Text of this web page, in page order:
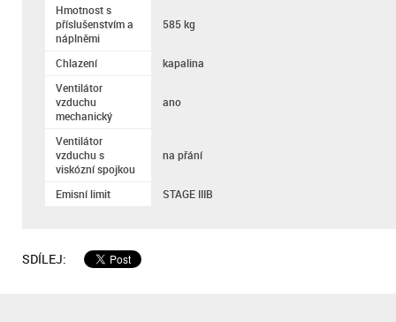
Hmotnost s
příslušenstvím a
náplněmi
585 kg
Chlazení
kapalina
Ventilátor
vzduchu
mechanický
ano
Ventilátor
vzduchu s
viskózní spojkou
na přání
Emisní limit STAGE IIIB
SDÍLEJ: